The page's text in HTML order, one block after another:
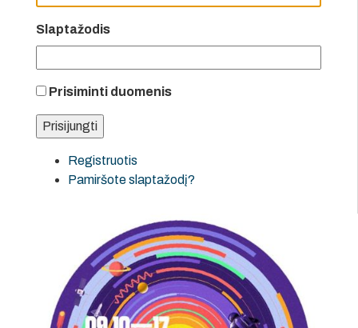
Slaptažodis
Prisiminti duomenis
Registruotis
Pamiršote slaptažodį?